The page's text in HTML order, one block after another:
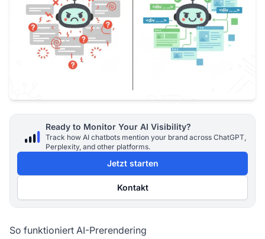
Ready to Monitor Your AI Visibility?
Track how AI chatbots mention your brand across ChatGPT,
Perplexity, and other platforms.
Jetzt starten
Kontakt
So funktioniert AI-Prerendering